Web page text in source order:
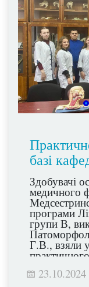
базі
Здобувачі
медичного
програми
групи В,
Г.В., взяли
кафедри
державного
23.10.2024